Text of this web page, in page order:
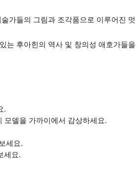
가들의 그림과 조각품으로 이루어진 멋
는 후아힌의 역사 및 창의성 애호가들을
.
델을 가까이에서 감상하세요.
세요.
세요.